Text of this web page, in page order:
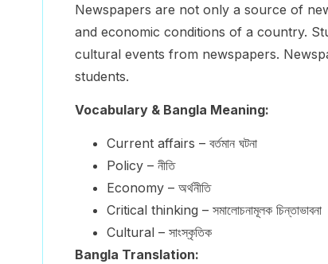
Newspapers are not only a source of
and economic conditions of a country.
cultural events from newspapers.
students.
Vocabulary & Bangla Meaning:
Current affairs – বর্তমান ঘটনা
Policy – নীতি
Economy – অর্থনীতি
Critical thinking – সমালোচনামূলক চিন্তাভাবনা
Cultural – সাংস্কৃতিক
Bangla Translation: